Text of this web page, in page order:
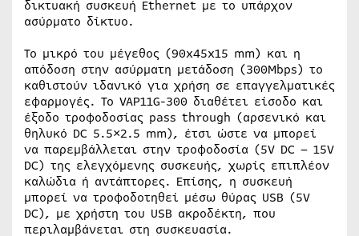
δικτυακή συσκευή Εthernet με το υπάρχον
ασύρματο δίκτυο.
Το μικρό του μέγεθος (90x45x15 mm) και η
απόδοση στην ασύρματη μετάδοση (300Mbps) το
καθιστούν ιδανικό για χρήση σε επαγγελματικές
εφαρμογές. Το VAP11G-300 διαθέτει είσοδο και
έξοδο τροφοδοσίας pass through (αρσενικό και
θηλυκό DC 5.5×2.5 mm), έτσι ώστε να μπορεί
να παρεμβάλλεται στην τροφοδοσία (5V DC – 15V
DC) της ελεγχόμενης συσκευής, χωρίς επιπλέον
καλώδια ή αντάπτορες. Επίσης, η συσκευή
μπορεί να τροφοδοτηθεί μέσω θύρας USB (5V
DC), με χρήστη του USB ακροδέκτη, που
περιλαμβάνεται στη συσκευασία.